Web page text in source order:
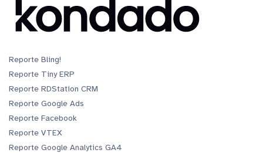
Reporte Bling!
Reporte Tiny ERP
Reporte RDStation CRM
Reporte Google Ads
Reporte Facebook
Reporte VTEX
Reporte Google Analytics GA4